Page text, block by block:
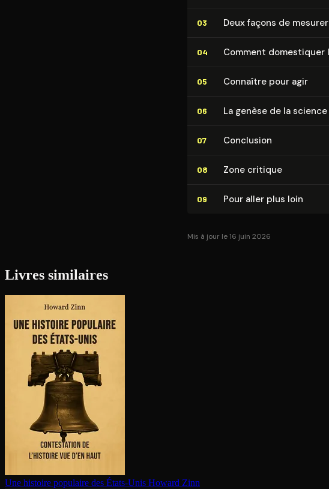
03 Deux façons de
04 Comment domestiquer
05 Connaître pour agir
06 La genèse de la
07 Conclusion
08 Zone critique
09 Pour aller plus loin
Mis à jour le 16 juin 2026
Livres similaires
Une histoire populaire des États-Unis Howard Zinn